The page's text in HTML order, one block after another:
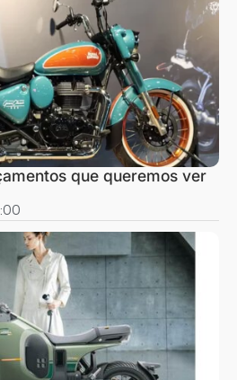
que queremos ver